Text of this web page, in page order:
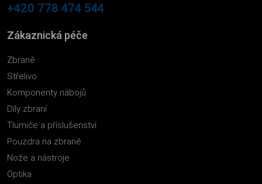
+420 778 474 544
Zákaznická péče
Zbraně
Střelivo
Komponenty nábojů
Díly zbraní
Tlumiče a příslušenství
Pouzdra na zbraně
Nože a nástroje
Optika